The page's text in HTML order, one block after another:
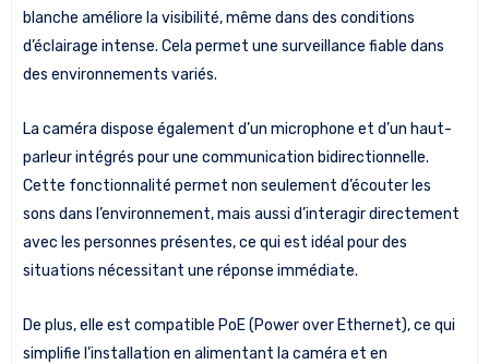
blanche améliore la visibilité, même dans des conditions
d’éclairage intense. Cela permet une surveillance fiable dans
des environnements variés.
La caméra dispose également d’un microphone et d’un haut-
parleur intégrés pour une communication bidirectionnelle.
Cette fonctionnalité permet non seulement d’écouter les
sons dans l’environnement, mais aussi d’interagir directement
avec les personnes présentes, ce qui est idéal pour des
situations nécessitant une réponse immédiate.
De plus, elle est compatible PoE (Power over Ethernet), ce qui
simplifie l’installation en alimentant la caméra et en